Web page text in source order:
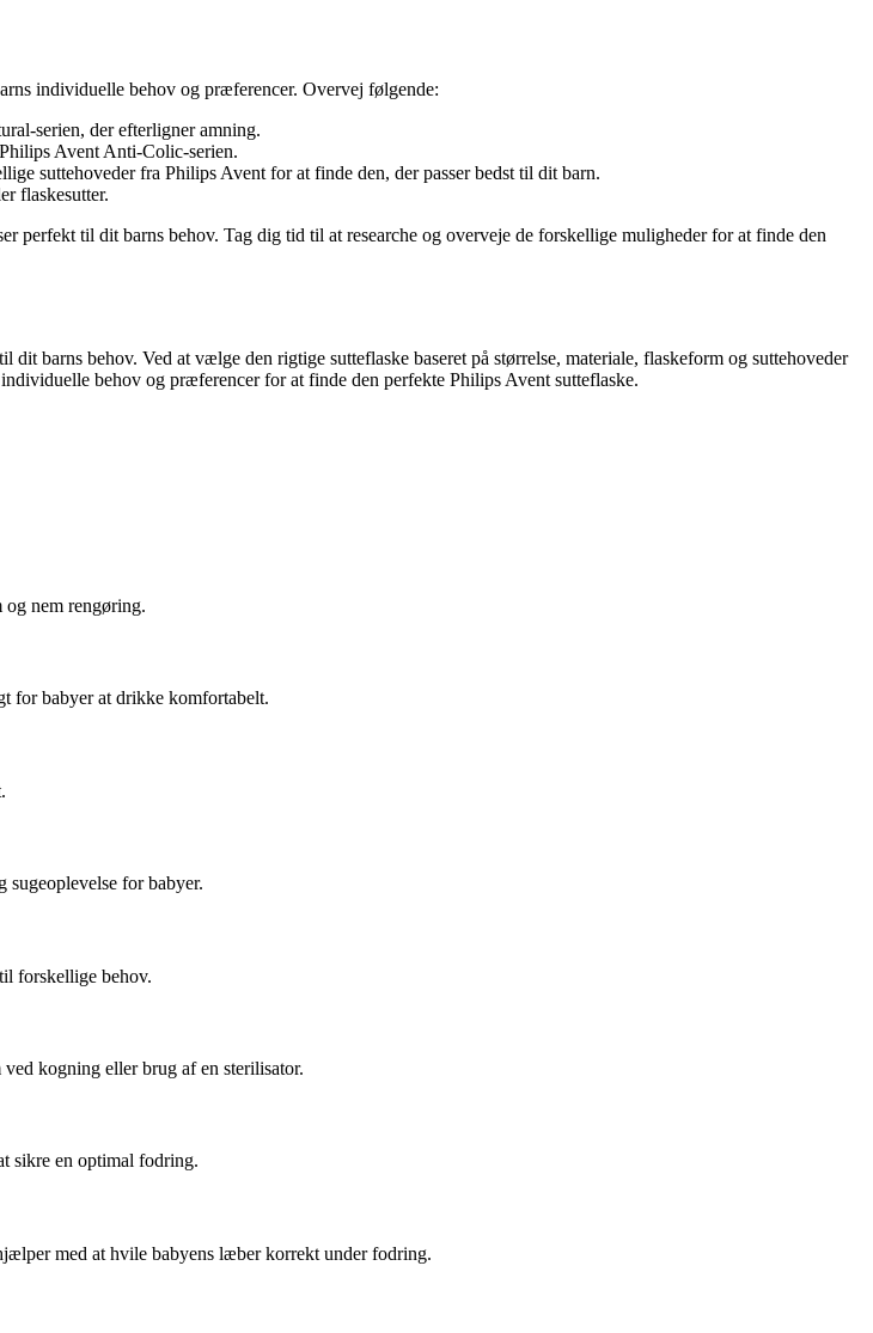
individuelle behov og præferencer. Overvej følgende:
serien, der efterligner amning.
Avent Anti-Colic-serien.
suttehoveder fra Philips Avent for at finde den, der passer bedst til dit barn.
flaskesutter.
perfekt til dit barns behov. Tag dig tid til at researche og overveje de forskellige muligheder for at finde den
barns behov. Ved at vælge den rigtige sutteflaske baseret på størrelse, materiale, flaskeform og suttehoveder
behov og præferencer for at finde den perfekte Philips Avent sutteflaske.
og nem rengøring.
for babyer at drikke komfortabelt.
sugeoplevelse for babyer.
forskellige behov.
kogning eller brug af en sterilisator.
sikre en optimal fodring.
med at hvile babyens læber korrekt under fodring.